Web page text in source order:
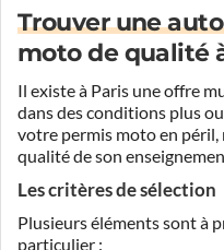
Trouver une
moto de qualité
Il existe à Paris une offre
dans des conditions plus
votre permis moto en péril,
qualité de son
Les critères de sélection
Plusieurs éléments sont à
particulier :